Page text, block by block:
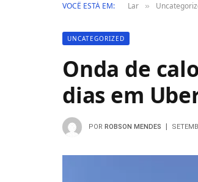
VOCÊ ESTÁ EM: Lar »
UNCATEGORIZED
Onda de
dias em
POR ROBSON MENDES